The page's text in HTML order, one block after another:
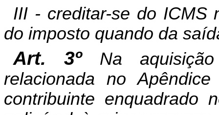
III - creditar-se do ICMS
do imposto quando da
Art. 3º Na
relacionada no
contribuinte enquadrado